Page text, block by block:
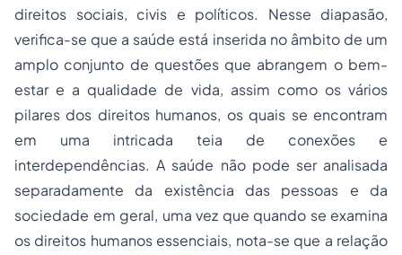
direitos sociais, civis e políticos. Nesse diapasão,
verifica-se que a saúde está inserida no âmbito de um
amplo conjunto de questões que abrangem o bem-
estar e a qualidade de vida, assim como os vários
pilares dos direitos humanos, os quais se encontram
em uma intricada teia de conexões e
interdependências. A saúde não pode ser analisada
separadamente da existência das pessoas e da
sociedade em geral, uma vez que quando se examina
os direitos humanos essenciais, nota-se que a relação